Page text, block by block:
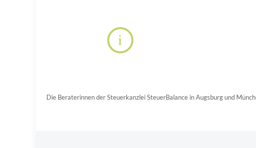
Die Beraterinnen der Steuerkanzlei SteuerBalance in Augsburg und